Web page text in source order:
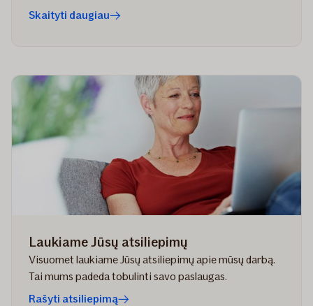
Skaityti daugiau
Laukiame Jūsų atsiliepimų
Visuomet laukiame Jūsų atsiliepimų apie mūsų darbą.
Tai mums padeda tobulinti savo paslaugas.
Rašyti atsiliepimą